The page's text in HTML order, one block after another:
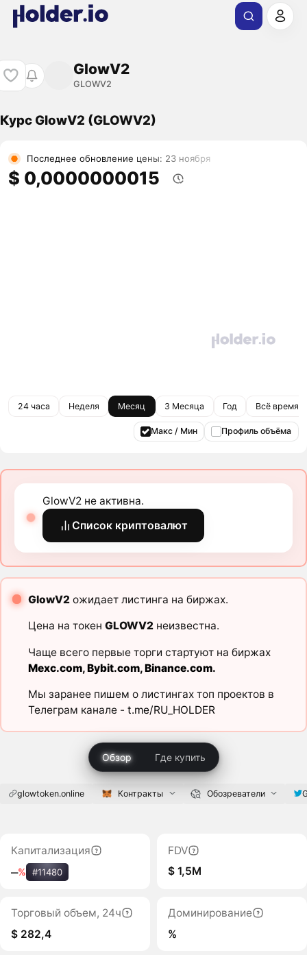
GlowV2
GLOWV2
Курс GlowV2 (GLOWV2)
Последнее обновление цены: 23 ноября
$ 0,0000000015
24 часа Неделя Месяц 3 Месяца Год Всё время
Макс / Мин Профиль объёма
GlowV2 не активна.
Список криптовалют
GlowV2ожидает листинга на биржах.
Цена на токен GLOWV2неизвестна.
Чаще всего первые торги стартуют на биржах
Mexc.com,Bybit.com,Binance.com.
Мы заранее пишем о листингах топ проектов в
Телеграм канале - t.me/RU_HOLDER
Обзор Где купить
glowtoken.online Контракты Обозреватели
Капитализация
‒% #11480
FDV
$ 1,5M
Торговый объем, 24ч
$ 282,4
Доминирование
%